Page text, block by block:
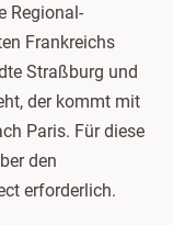
Regional-
Frankreichs
Straßburg und
der kommt mit
Paris. Für diese
den
erforderlich.